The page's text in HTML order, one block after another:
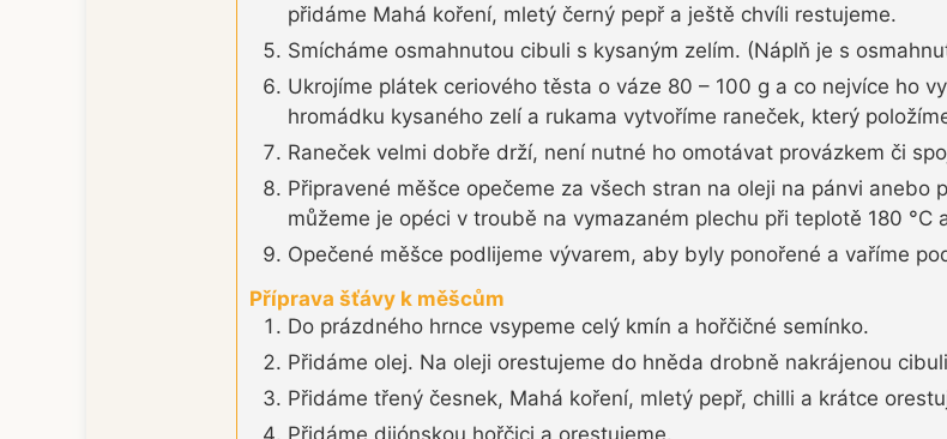
přidáme Mahá koření, mletý černý pepř a ještě chvíli restujeme.
Smícháme osmahnutou cibuli s kysaným zelím. (Náplň je s
Ukrojíme plátek ceriového těsta o váze 80 – 100 g a co nejvíce ho
hromádku kysaného zelí a rukama vytvoříme raneček, který
Raneček velmi dobře drží, není nutné ho omotávat provázkem či
Připravené měšce opečeme za všech stran na oleji na pánvi anebo
můžeme je opéci v troubě na vymazaném plechu při teplotě 180 °C
Opečené měšce podlijeme vývarem, aby byly ponořené a vaříme
Příprava šťávy k měšcům
Do prázdného hrnce vsypeme celý kmín a hořčičné semínko.
Přidáme olej. Na oleji orestujeme do hněda drobně nakrájenou
Přidáme třený česnek, Mahá koření, mletý pepř, chilli a krátce